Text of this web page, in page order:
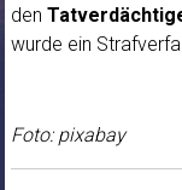
den
wurde ein
Foto: pixabay